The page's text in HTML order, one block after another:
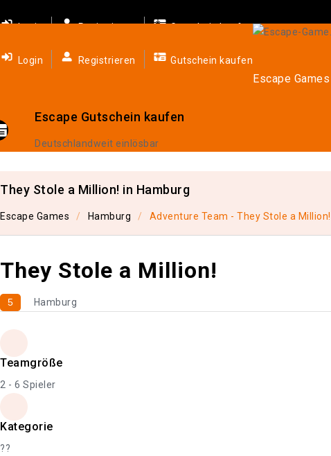
Login Registrieren Gutschein kaufen
Login Registrieren Gutschein kaufen
Escape Games
Escape Gutschein kaufen
Deutschlandweit einlösbar
They Stole a Million! in Hamburg
Escape Games Hamburg Adventure Team - They Stole a Million!
They Stole a Million!
5 Hamburg
Teamgröße
2 - 6 Spieler
Kategorie
??